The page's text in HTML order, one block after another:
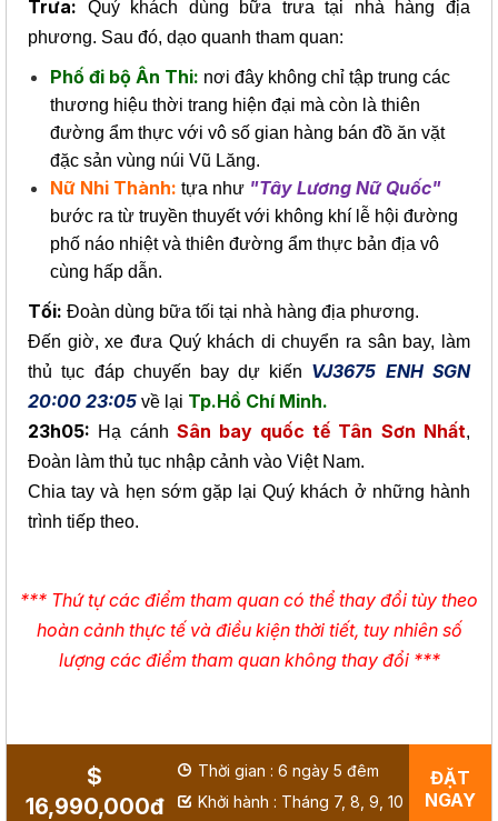
Trưa: Quý khách dùng bữa trưa tại nhà hàng địa
phương. Sau đó, dạo quanh tham quan:
Phố đi bộ Ân Thi: nơi đây không chỉ tập trung các
thương hiệu thời trang hiện đại mà còn là thiên
đường ẩm thực với vô số gian hàng bán đồ ăn vặt
đặc sản vùng núi Vũ Lăng.
Nữ Nhi Thành: tựa như "Tây Lương Nữ Quốc"
bước ra từ truyền thuyết với không khí lễ hội đường
phố náo nhiệt và thiên đường ẩm thực bản địa vô
cùng hấp dẫn.
Tối: Đoàn dùng bữa tối tại nhà hàng địa phương.
Đến giờ, xe đưa Quý khách di chuyển ra sân bay, làm
thủ tục đáp chuyến bay dự kiến VJ3675 ENH SGN
20:00 23:05về lại Tp.Hồ Chí Minh.
23h05: Hạ cánh Sân bay quốc tế Tân Sơn Nhất,
Đoàn làm thủ tục nhập cảnh vào Việt Nam.
Chia tay và hẹn sớm gặp lại Quý khách ở những hành
trình tiếp theo.
*** Thứ tự các điểm tham quan có thể thay đổi tùy theo
hoàn cảnh thực tế và điều kiện thời tiết, tuy nhiên số
lượng các điểm tham quan không thay đổi ***
$
16,990,000đ
Thời gian : 6 ngày 5 đêm
Khởi hành : Tháng 7, 8, 9, 10
ĐẶT
NGAY